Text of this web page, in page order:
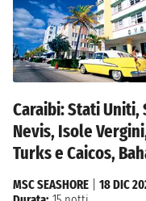
Caraibi: Stati
Nevis, Isole
Turks e Caicos,
MSC SEASHORE
18 DIC